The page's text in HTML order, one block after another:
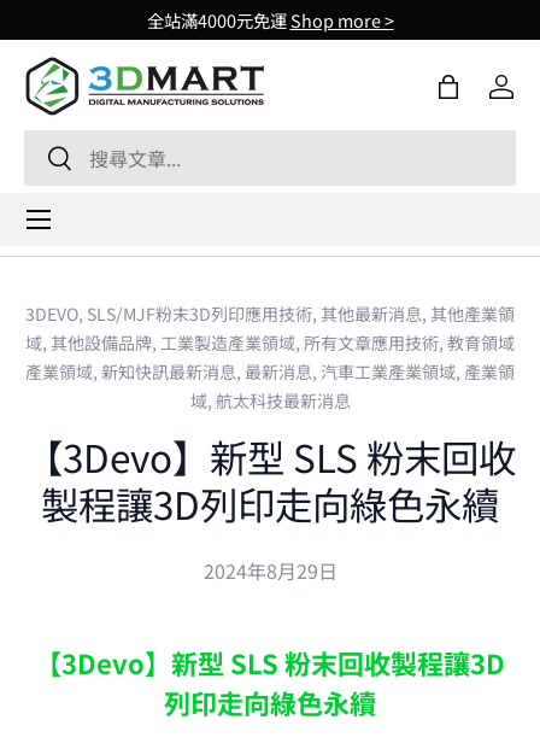
Skip to content
全站滿4000元免運Shop more >
Search
Search
購物袋登入
Menu
3DEVO, SLS/MJF粉末3D列印應用技術, 其他最新消息, 其他產業領
域, 其他設備品牌, 工業製造產業領域, 所有文章應用技術, 教育領域
產業領域, 新知快訊最新消息, 最新消息, 汽車工業產業領域, 產業領
域, 航太科技最新消息
【3Devo】新型 SLS 粉末回收
製程讓3D列印走向綠色永續
2024年8月29日
【3Devo】新型 SLS 粉末回收製程讓3D
列印走向綠色永續